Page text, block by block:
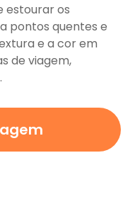
estourar os
pontos quentes e
e a cor em
de viagem,